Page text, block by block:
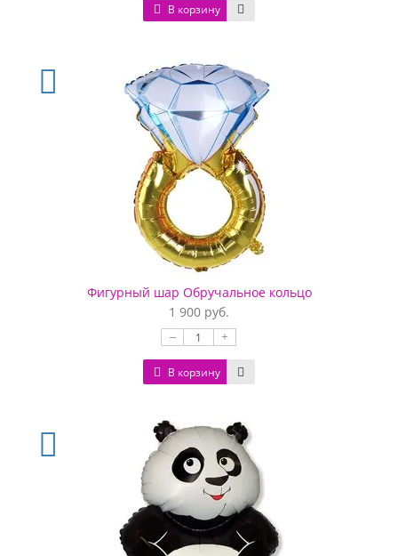
В корзину
Фигурный шар Обручальное кольцо
1 900 руб.
– +
В корзину